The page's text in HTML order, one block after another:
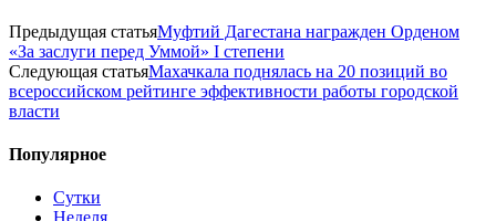
Предыдущая статьяМуфтий Дагестана награжден Орденом
«За заслуги перед Уммой» I степени
Следующая статьяМахачкала поднялась на 20 позиций во
всероссийском рейтинге эффективности работы городской
власти
Популярное
Сутки